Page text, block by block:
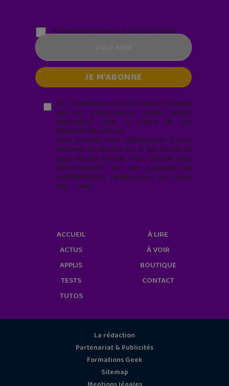
Parentalité numérique (le lundi matin)
En soumettant ce formulaire, j’accepte
que les informations saisies soient
exploitées* dans le cadre de ma
demande de contact.
Vous pouvez vous désabonner à tout
moment en cliquant sur le lien en bas de
page de nos emails. Pour obtenir plus
d'informations sur nos pratiques de
confidentialité, rendez-vous sur notre
site web
ACCUEIL
ACTUS
APPLIS
TESTS
TUTOS
À LIRE
À VOIR
BOUTIQUE
CONTACT
La rédaction
Partenariat & Publicités
Formations Geek
Sitemap